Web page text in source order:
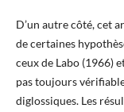
D’un autre côté, cet
de certaines
ceux de Labo (1966)
pas toujours
diglossiques. Les